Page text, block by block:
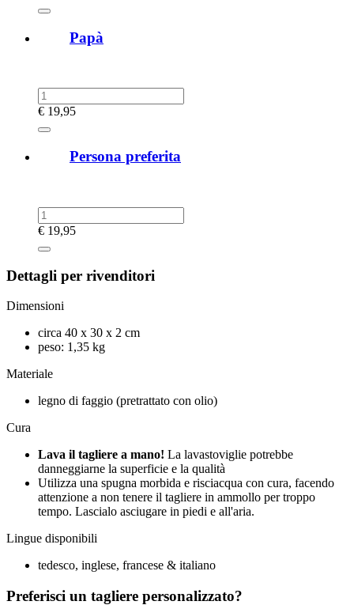
Papà
€ 19,95
Persona preferita
€ 19,95
Dettagli per rivenditori
Dimensioni
circa 40 x 30 x 2 cm
peso: 1,35 kg
Materiale
legno di faggio (pretrattato con olio)
Cura
Lava il tagliere a mano! La lavastoviglie potrebbe
danneggiarne la superficie e la qualità
Utilizza una spugna morbida e risciacqua con cura, facendo
attenzione a non tenere il tagliere in ammollo per troppo
tempo. Lascialo asciugare in piedi e all'aria.
Lingue disponibili
tedesco, inglese, francese & italiano
Preferisci un tagliere personalizzato?